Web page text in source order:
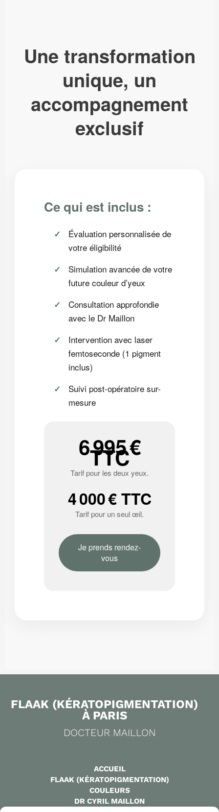
Une transformation
unique, un
accompagnement
exclusif
Ce qui est inclus :
Évaluation personnalisée de
votre éligibilité
Simulation avancée de votre
future couleur d’yeux
Consultation approfondie
avec le Dr Maillon
Intervention avec laser
femtoseconde (1 pigment
inclus)
Suivi post-opératoire sur-
mesure
6 995 €
TTC
Tarif pour les deux yeux.
4 000 € TTC
Tarif pour un seul œil.
Je prends rendez-
vous
FLAAK (KÉRATOPIGMENTATION)
À PARIS
DOCTEUR MAILLON
ACCUEIL
FLAAK (KÉRATOPIGMENTATION)
COULEURS
DR CYRIL MAILLON